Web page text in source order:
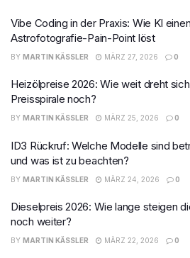
Vibe Coding in der Praxis: Wie KI einen
Astrofotografie-Pain-Point löst
BY MARTIN KÄSSLER MÄRZ 27, 2026 0
Heizölpreise 2026: Wie weit dreht
Preisspirale noch?
BY MARTIN KÄSSLER MÄRZ 25, 2026 0
ID3 Rückruf: Welche Modelle sind
und was ist zu beachten?
BY MARTIN KÄSSLER MÄRZ 24, 2026 0
Dieselpreis 2026: Wie lange steigen
noch weiter?
BY MARTIN KÄSSLER MÄRZ 22, 2026 0